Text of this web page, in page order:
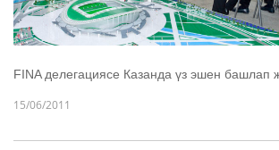
FINA делегациясе Казанда үз эшен башлап
15/06/2011